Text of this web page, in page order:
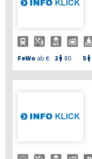
FeWo ab €: 2  80 5 